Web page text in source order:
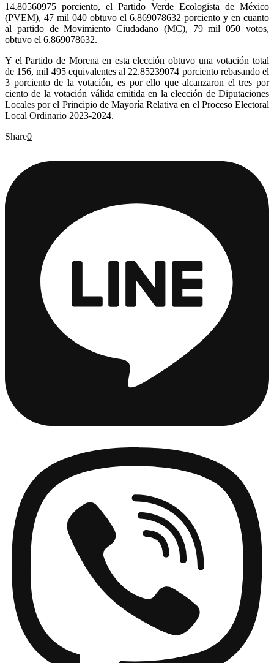
14.80560975 porciento, el Partido Verde Ecologista de México
(PVEM), 47 mil 040 obtuvo el 6.869078632 porciento y en cuanto
al partido de Movimiento Ciudadano (MC), 79 mil 050 votos,
obtuvo el 6.869078632.
Y el Partido de Morena en esta elección obtuvo una votación total
de 156, mil 495 equivalentes al 22.85239074 porciento rebasando el
3 porciento de la votación, es por ello que alcanzaron el tres por
ciento de la votación válida emitida en la elección de Diputaciones
Locales por el Principio de Mayoría Relativa en el Proceso Electoral
Local Ordinario 2023-2024.
Share0